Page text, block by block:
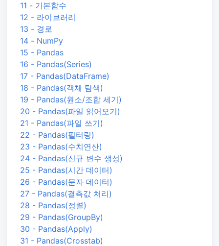
11 - 기본함수
12 - 라이브러리
13 - 경로
14 - NumPy
15 - Pandas
16 - Pandas(Series)
17 - Pandas(DataFrame)
18 - Pandas(객체 탐색)
19 - Pandas(원소/조합 세기)
20 - Pandas(파일 읽어오기)
21 - Pandas(파일 쓰기)
22 - Pandas(필터링)
23 - Pandas(수치연산)
24 - Pandas(신규 변수 생성)
25 - Pandas(시간 데이터)
26 - Pandas(문자 데이터)
27 - Pandas(결측값 처리)
28 - Pandas(정렬)
29 - Pandas(GroupBy)
30 - Pandas(Apply)
31 - Pandas(Crosstab)